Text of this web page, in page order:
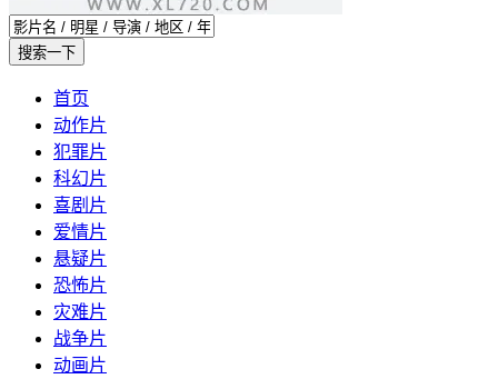
首页
动作片
犯罪片
科幻片
喜剧片
爱情片
悬疑片
恐怖片
灾难片
战争片
动画片